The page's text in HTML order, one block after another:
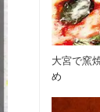
大宮で窯
め